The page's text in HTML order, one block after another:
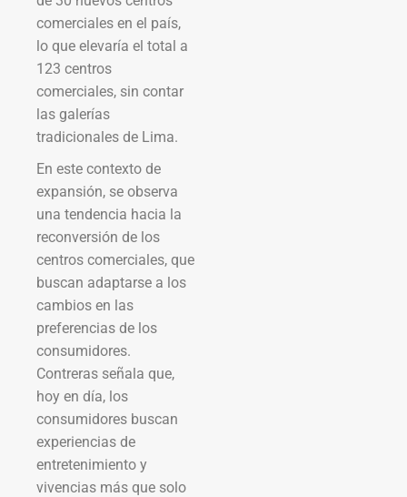
comerciales en el país,
lo que elevaría el total a
123 centros
comerciales, sin contar
las galerías
tradicionales de Lima.
En este contexto de
expansión, se observa
una tendencia hacia la
reconversión de los
centros comerciales, que
buscan adaptarse a los
cambios en las
preferencias de los
consumidores.
Contreras señala que,
hoy en día, los
consumidores buscan
experiencias de
entretenimiento y
vivencias más que solo